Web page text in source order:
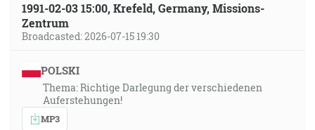
1991-02-03 15:00, Krefeld, Germany, Missions-
Zentrum
Broadcasted: 2026-07-15 19:30
POLSKI
Thema: Richtige Darlegung der verschiedenen
Auferstehungen!
MP3